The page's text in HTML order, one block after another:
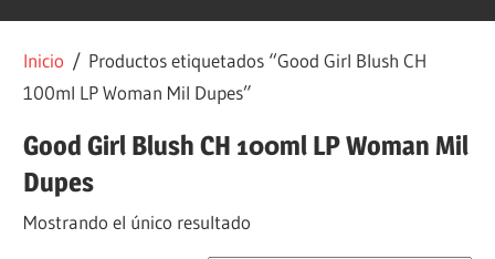
Inicio / Productos etiquetados “Good Girl Blush CH
100ml LP Woman Mil Dupes”
Good Girl Blush CH 100ml LP Woman Mil
Dupes
Mostrando el único resultado